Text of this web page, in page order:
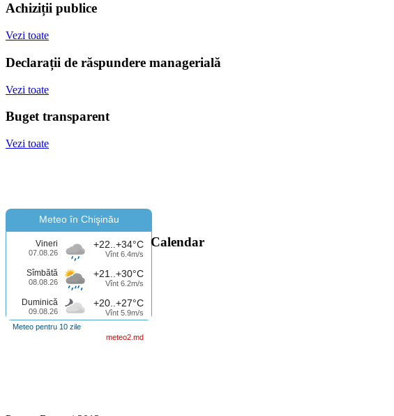
Achiziții publice
Vezi toate
Declarații de răspundere managerială
Vezi toate
Buget transparent
Vezi toate
Meteo în Chişinău
Vineri
07.08.26
+22..+34°C
Vînt 6.4m/s
Sîmbătă
08.08.26
+21..+30°C
Vînt 6.2m/s
Duminică
09.08.26
+20..+27°C
Vînt 5.9m/s
Meteo pentru 10 zile
meteo2.md
Calendar